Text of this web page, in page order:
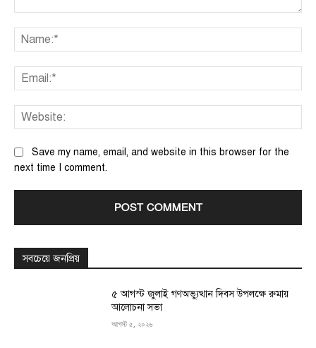
Save my name, email, and website in this browser for the
next time I comment.
সবচেয়ে জনপ্রিয়
৫ আগস্ট জুলাই গণঅভ্যুত্থান দিবস উপলক্ষে রুমায়
আলোচনা সভা
আগস্ট ৫, ২০২৬